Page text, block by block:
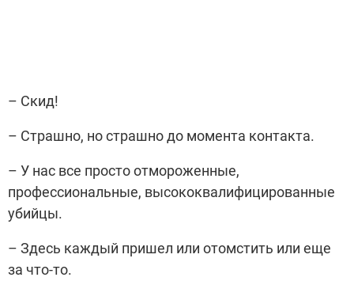
– Скид!
– Страшно, но страшно до момента контакта.
– У нас все просто отмороженные,
профессиональные, высококвалифицированные
убийцы.
– Здесь каждый пришел или отомстить или еще
за что-то.